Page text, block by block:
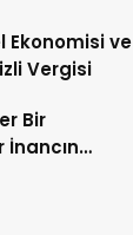
Ekonomisi ve
Vergisi
Bir
İnancın